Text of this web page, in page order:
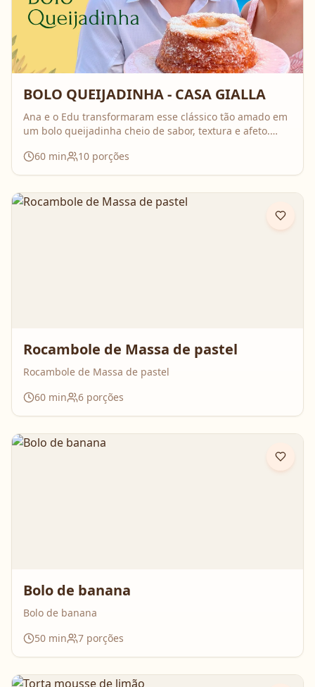
BOLO QUEIJADINHA - CASA GIALLA
Ana e o Edu transformaram esse clássico tão amado em
um bolo queijadinha cheio de sabor, textura e afeto.
que surpreende no resultado e perfuma a casa inteira
enquanto assa. Aperte o play, acompanhe o passo a
impossível de resistir 💛
60 min 10 porções
Rocambole de Massa de pastel
Rocambole de Massa de pastel
60 min 6 porções
Bolo de banana
Bolo de banana
50 min 7 porções